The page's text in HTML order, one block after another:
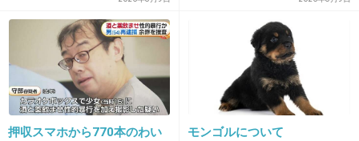
2014/05/04(日) 10:19:46
遠藤さんに失礼だね
+43
パンに飛び込むようなもの」
押収スマホから770本のわい
モンゴルについて